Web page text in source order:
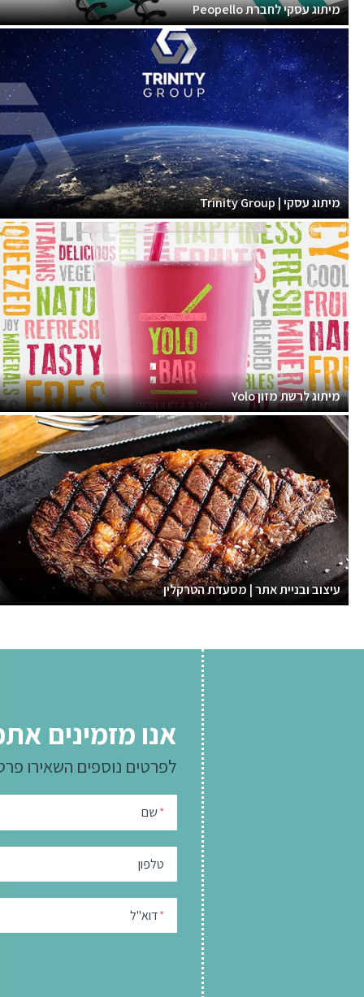
מיתוג עסקי לחברת Peopello
מיתוג עסקי | Trinity Group
מיתוג לרשת מזון Yolo
עיצוב ובניית אתר | מסעדת הטרקלין
אנו מזמינים
לפרטים נוספים השאירו
* שם
טלפון
*דוא"ל